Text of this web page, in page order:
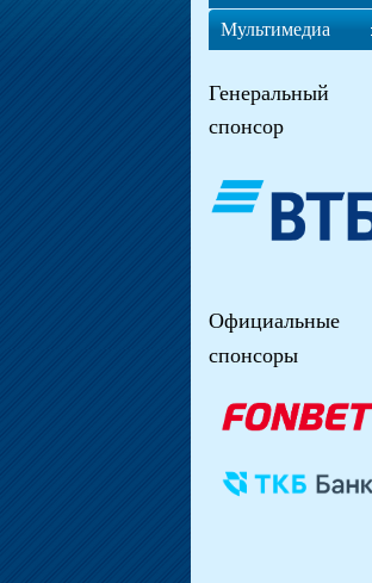
Мультимедиа
Генеральный
спонсор
Официальные
спонсоры